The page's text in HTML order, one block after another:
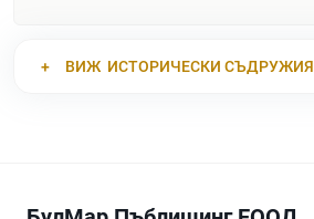
ВИЖ ИСТОРИЧЕСКИ СЪДРУЖИЯ